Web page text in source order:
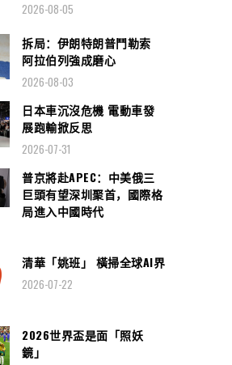
2026-08-05
拆局：伊朗特朗普鬥勒索
阿拉伯列強成磨心
2026-08-03
日本車沉沒危機 電動車發
展跑輸掀反思
2026-07-31
普京將赴APEC：中美俄三
巨頭有望深圳聚首，國際格
局進入中國時代
清華「姚班」 橫掃全球AI界
2026-07-22
2026世界盃是面「照妖
鏡」